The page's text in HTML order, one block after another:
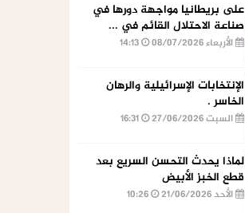
على بريطانيا مواجهة دورها في
صناعة الاحتلال القائم في ...
الأربعاء 08/07/2026
الإنتخابات الإسرائيلية والرهان
الخاسر .
السبت 27/06/2026
لماذا يحدث التحسن السريع بعد
قطع الخبز الأبيض
الأحد 21/06/2026